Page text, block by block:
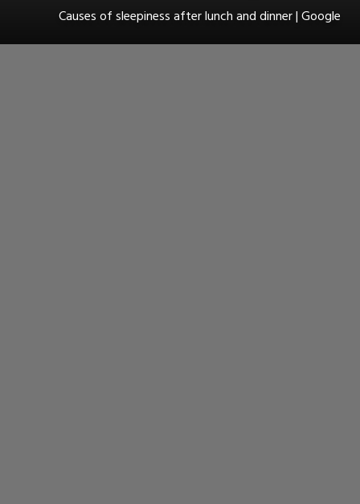
Causes of sleepiness after lunch and dinner | Google